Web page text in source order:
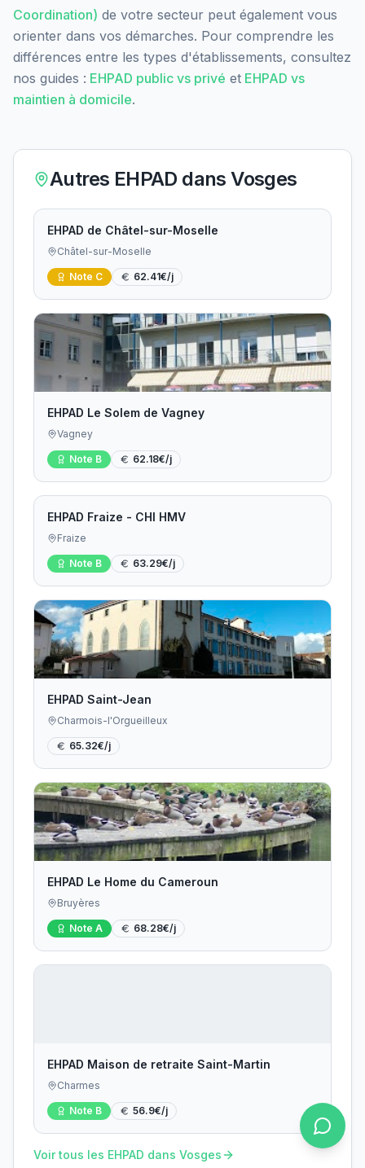
Coordination) de votre secteur peut également vous
orienter dans vos démarches. Pour comprendre les
différences entre les types d'établissements, consultez
nos guides : EHPAD public vs privé et EHPAD vs
maintien à domicile.
Autres EHPAD dansVosges
EHPAD de Châtel-sur-Moselle
Châtel-sur-Moselle
Note C 62.41€/j
EHPAD Le Solem de Vagney
Vagney
Note B 62.18€/j
EHPAD Fraize - CHI HMV
Fraize
Note B 63.29€/j
EHPAD Saint-Jean
Charmois-l'Orgueilleux
65.32€/j
EHPAD Le Home du Cameroun
Bruyères
Note A 68.28€/j
EHPAD Maison de retraite Saint-Martin
Charmes
Note B 56.9€/j
Voir tous les EHPAD dans Vosges